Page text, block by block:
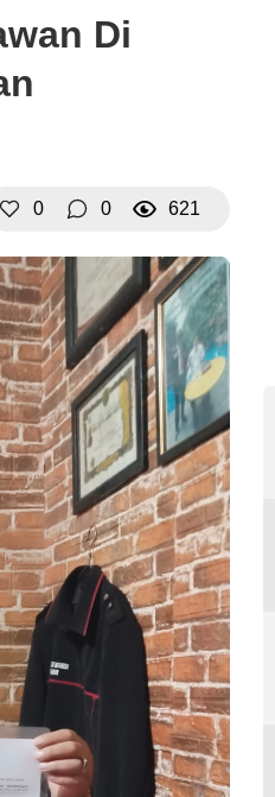
Di
0 0 621